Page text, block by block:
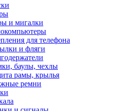
и мигалки
для телефона
и фляги
баулы, чехлы
рамы, крылья
ремни